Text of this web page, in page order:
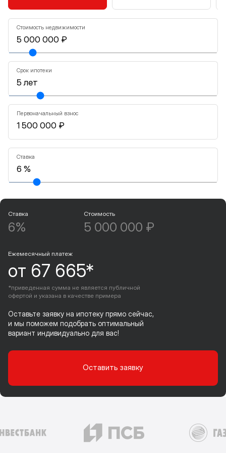
Стоимость недвижимости
Срок ипотеки
Первоначальный взнос
Ставка
Ставка
6%
Стоимость
5 000 000 ₽
Ежемесячный платеж
от 67 665*
*приведенная сумма не является публичной
офертой и указана в качестве примера
Оставьте заявку на ипотеку прямо сейчас,
и мы поможем подобрать оптимальный
вариант индивидуально для вас!
Оставить заявку